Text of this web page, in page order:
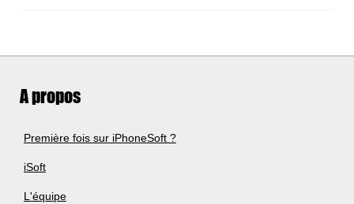
A propos
Première fois sur iPhoneSoft ?
iSoft
L'équipe